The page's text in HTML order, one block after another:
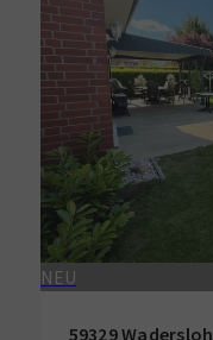
NEU
59329 Wadersloh